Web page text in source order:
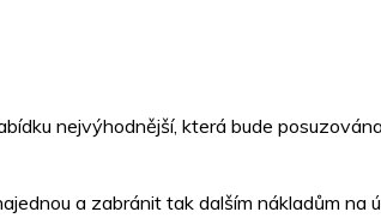
nejvýhodnější, která bude
a zabránit tak dalším nákladům na